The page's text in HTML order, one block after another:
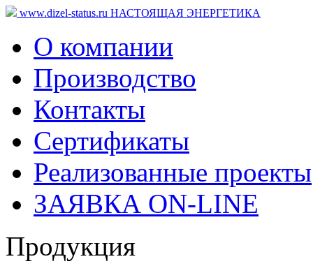
www.dizel-status.ru НАСТОЯЩАЯ ЭНЕРГЕТИКА
О компании
Производство
Контакты
Сертификаты
Реализованные проекты
ЗАЯВКА ON-LINE
Продукция